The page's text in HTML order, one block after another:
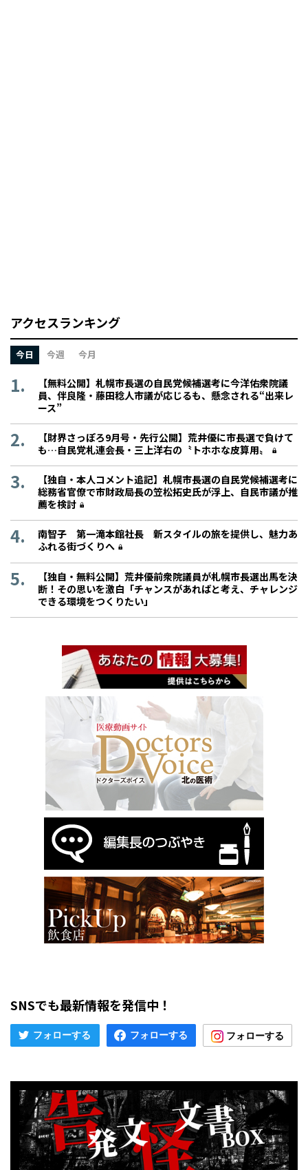
アクセスランキング
今日 今週 今月
【無料公開】札幌市長選の自民党候補選考に今洋佑衆院議
員、伴良隆・藤田稔人市議が応じるも、懸念される“出来レ
ース”
【財界さっぽろ9月号・先行公開】荒井優に市長選で負けて
も…自民党札連会長・三上洋右の〝トホホな皮算用〟
【独自・本人コメント追記】札幌市長選の自民党候補選考に
総務省官僚で市財政局長の笠松拓史氏が浮上、自民市議が推
薦を検討
南智子 第一滝本館社長 新スタイルの旅を提供し、魅力あ
ふれる街づくりへ
【独自・無料公開】荒井優前衆院議員が札幌市長選出馬を決
断！その思いを激白「チャンスがあればと考え、チャレンジ
できる環境をつくりたい」
SNSでも最新情報を発信中！